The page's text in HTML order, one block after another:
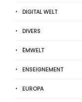
DIGITAL WELT
DIVERS
ËMWELT
ENSEIGNEMENT
EUROPA